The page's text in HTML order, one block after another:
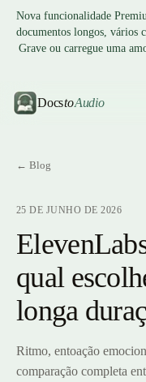
Nova funcionalidade
documentos longos, vários
Grave ou carregue uma
DocstoAudio
← Blog
25 DE JUNHO DE 2026
qual
longa
Ritmo, entoação
comparação completa